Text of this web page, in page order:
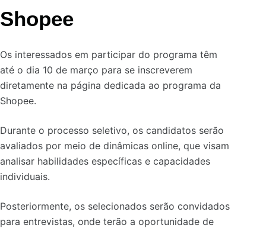
Shopee
Os interessados em participar do programa têm
até o dia 10 de março para se inscreverem
diretamente na página dedicada ao programa da
Shopee.
Durante o processo seletivo, os candidatos serão
avaliados por meio de dinâmicas online, que visam
analisar habilidades específicas e capacidades
individuais.
Posteriormente, os selecionados serão convidados
para entrevistas, onde terão a oportunidade de